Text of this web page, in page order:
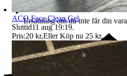
Ersättning om du inte får din vara
ACO Face Clean Gel
Sluttid11 aug 19:19.
Pris:20 kr,Eller Köp nu 25 kr,.